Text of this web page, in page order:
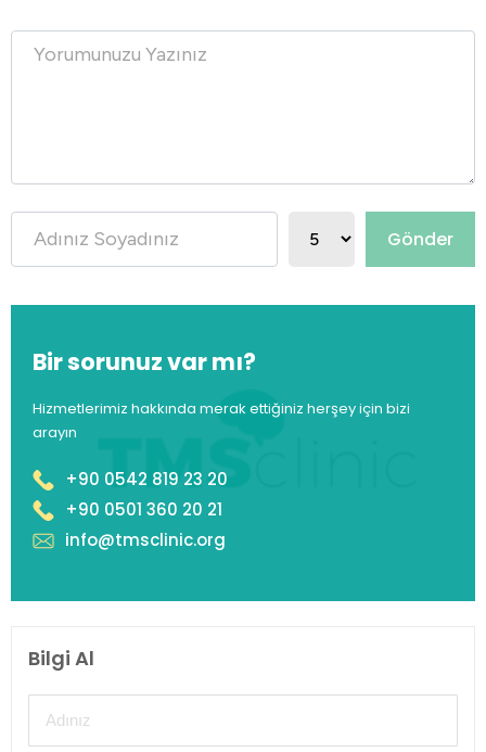
Gönder
Bir sorunuz var mı?
Hizmetlerimiz hakkında merak ettiğiniz herşey için bizi
arayın
+90 0542 819 23 20
+90 0501 360 20 21
info@tmsclinic.org
Bilgi Al